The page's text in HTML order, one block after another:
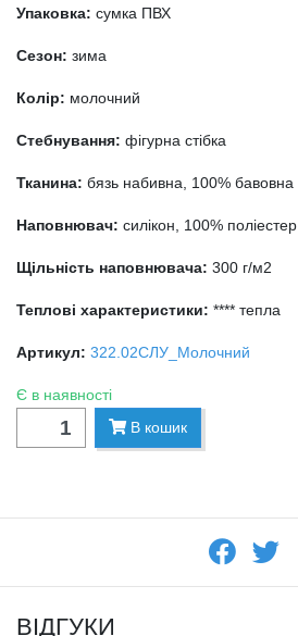
Упаковка: сумка ПВХ
Сезон: зима
Колір: молочний
Стебнування: фігурна стібка
Тканина: бязь набивна, 100% бавовна
Наповнювач: силікон, 100% поліестер
Щільність наповнювача: 300 г/м2
Теплові характеристики: **** тепла
Артикул: 322.02СЛУ_Молочний
Є в наявності
В кошик
ВІДГУКИ